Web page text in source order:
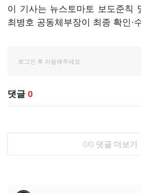
이 기사는 뉴스토마토 보도준칙
최병호 공동체부장이 최종 확인·
댓글 0
0/0 댓글 더보기